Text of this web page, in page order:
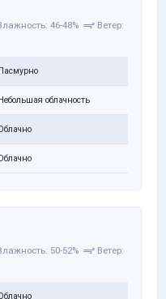
46-48%
Ветер:
облачность
50-52%
Ветер: